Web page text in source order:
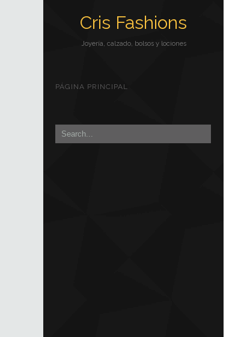
Cris Fashions
Joyería, calzado, bolsos y lociones
PÁGINA PRINCIPAL